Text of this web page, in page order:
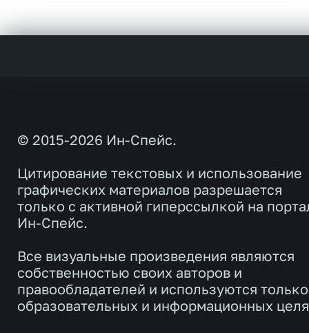
© 2015-2026 Ин-Спейс.
Цитирование текстовых и использование
графических материалов разрешается
только с активной гиперссылкой на
Ин-Спейс.
Все визуальные произведения являются
собственностью своих авторов и
правообладателей и используются
образовательных и информационных